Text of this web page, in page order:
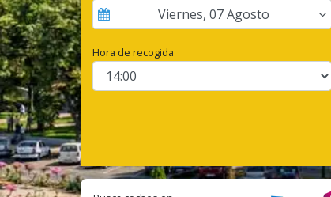
Viernes,07Agosto
Hora de recogida